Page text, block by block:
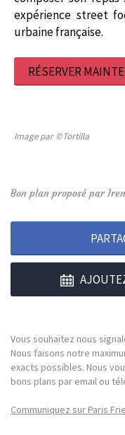
expérience street
urbaine française.
RÉSERVER
Image par ©Tortilla
Bon plan proposé par
Vous souhaitez nous
Nous faisons notre
exacts possibles. Nous
bons plans par email ou
Communiquez sur Paris